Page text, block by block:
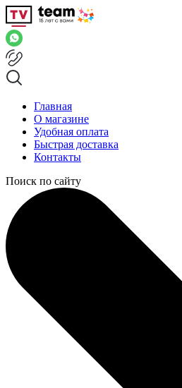
Главная
О магазине
Удобная оплата
Быстрая доставка
Контакты
Поиск по сайту